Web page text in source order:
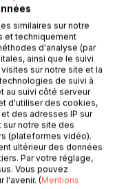
grandi maestri
onora l'antica
magica
di lettere
data la
della conoscenza
vita.
similaires sur notre
et techniquement
d'analyse (par
ainsi que le suivi
sur notre site et la
de suivi à
au suivi côté serveur
d'utiliser des cookies,
des adresses IP sur
sur notre site des
(plateformes vidéo).
ultérieur des données
Par votre réglage,
Vous pouvez
l'avenir. (Mentions